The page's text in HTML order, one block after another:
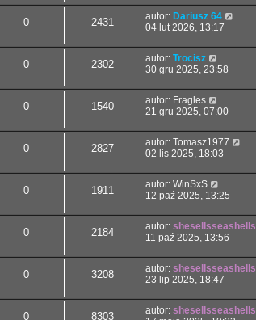
0 2431 autor: Dariusz 64
04 lut 2026, 13:17
0 2302 autor: Trocisz
30 gru 2025, 23:58
0 1540 autor: Fragles
21 gru 2025, 07:00
0 2827 autor: Tomasz1977
02 lis 2025, 18:03
0 1911 autor: WinSxS
12 paź 2025, 13:25
0 2184 autor: shesellsseashells
11 paź 2025, 13:56
0 3208 autor: shesellsseashells
23 lip 2025, 18:47
0 8303 autor: shesellsseashells